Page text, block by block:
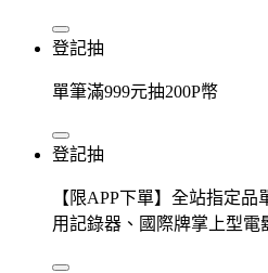
登記抽
單筆滿999元抽200P幣
登記抽
【限APP下單】全站指定品
用記錄器、國際牌掌上型電